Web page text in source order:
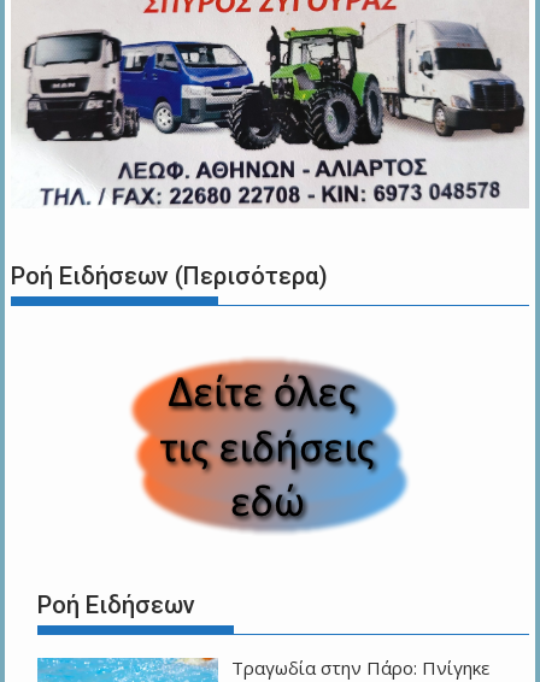
Ροή Ειδήσεων (Περισότερα)
Ροή Ειδήσεων
Τραγωδία στην Πάρο: Πνίγηκε